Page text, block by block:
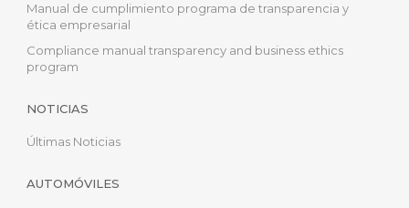
Manual de cumplimiento programa de transparencia y
ética empresarial
Compliance manual transparency and business ethics
program
NOTICIAS
Últimas Noticias
AUTOMÓVILES